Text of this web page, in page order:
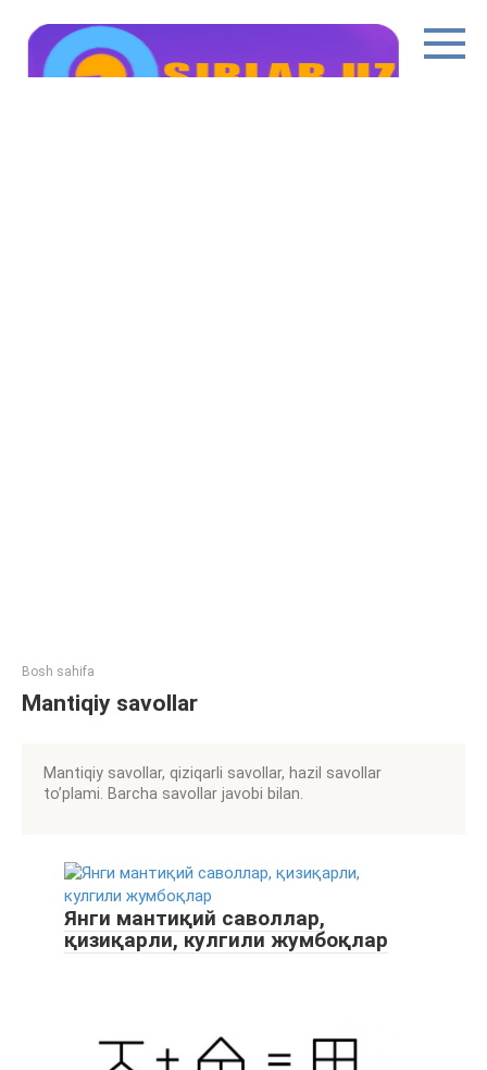
контенту
Bosh sahifa
Mantiqiy savollar
Mantiqiy savollar, qiziqarli savollar, hazil savollar
to’plami. Barcha savollar javobi bilan.
Янги мантиқий саволлар,
қизиқарли, кулгили жумбоқлар